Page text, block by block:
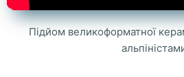
Підйом великоформатної